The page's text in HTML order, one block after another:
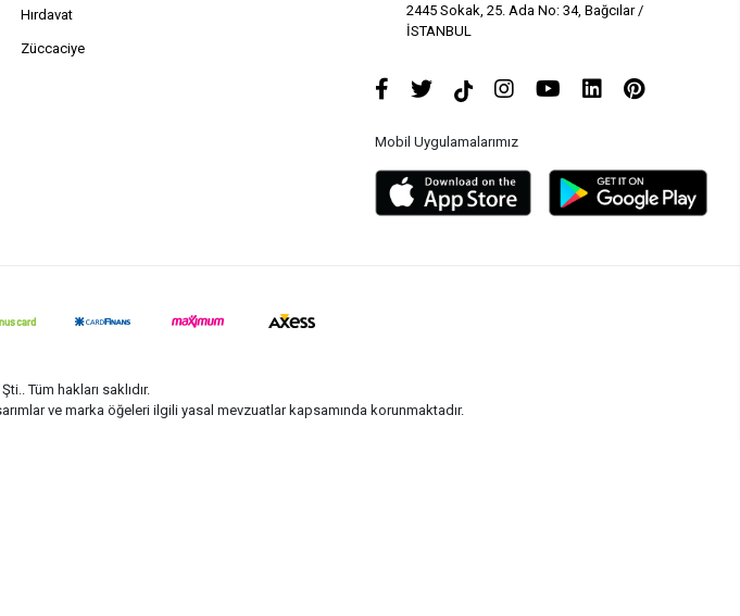
Hırdavat
Züccaciye
2445 Sokak, 25. Ada No: 34, Bağcılar /
İSTANBUL
Mobil Uygulamalarımız
Tüm hakları saklıdır.
ve marka öğeleri ilgili yasal mevzuatlar kapsamında korunmaktadır.